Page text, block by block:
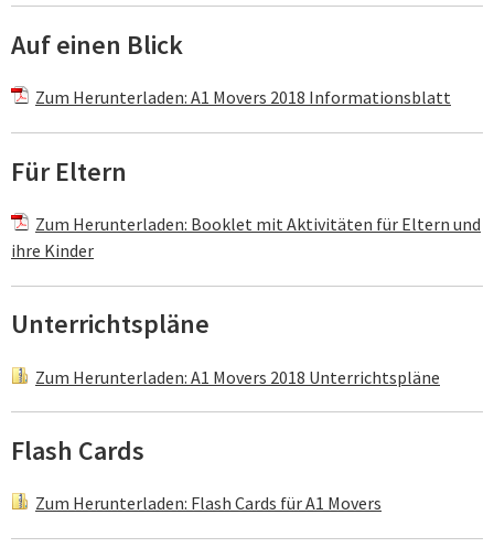
Auf einen Blick
Zum Herunterladen: A1 Movers 2018 Informationsblatt
Für Eltern
Zum Herunterladen: Booklet mit Aktivitäten für Eltern und
ihre Kinder
Unterrichtspläne
Zum Herunterladen: A1 Movers 2018 Unterrichtspläne
Flash Cards
Zum Herunterladen: Flash Cards für A1 Movers